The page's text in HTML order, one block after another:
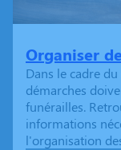
Organiser
Dans le cadre
démarches
funérailles.
informations
l'organisation